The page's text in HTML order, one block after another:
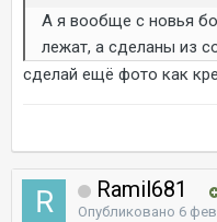
А я вообще с новья
лежат, а сделаны из
сделай ещё фото как
Ramil681
Опубликовано 6